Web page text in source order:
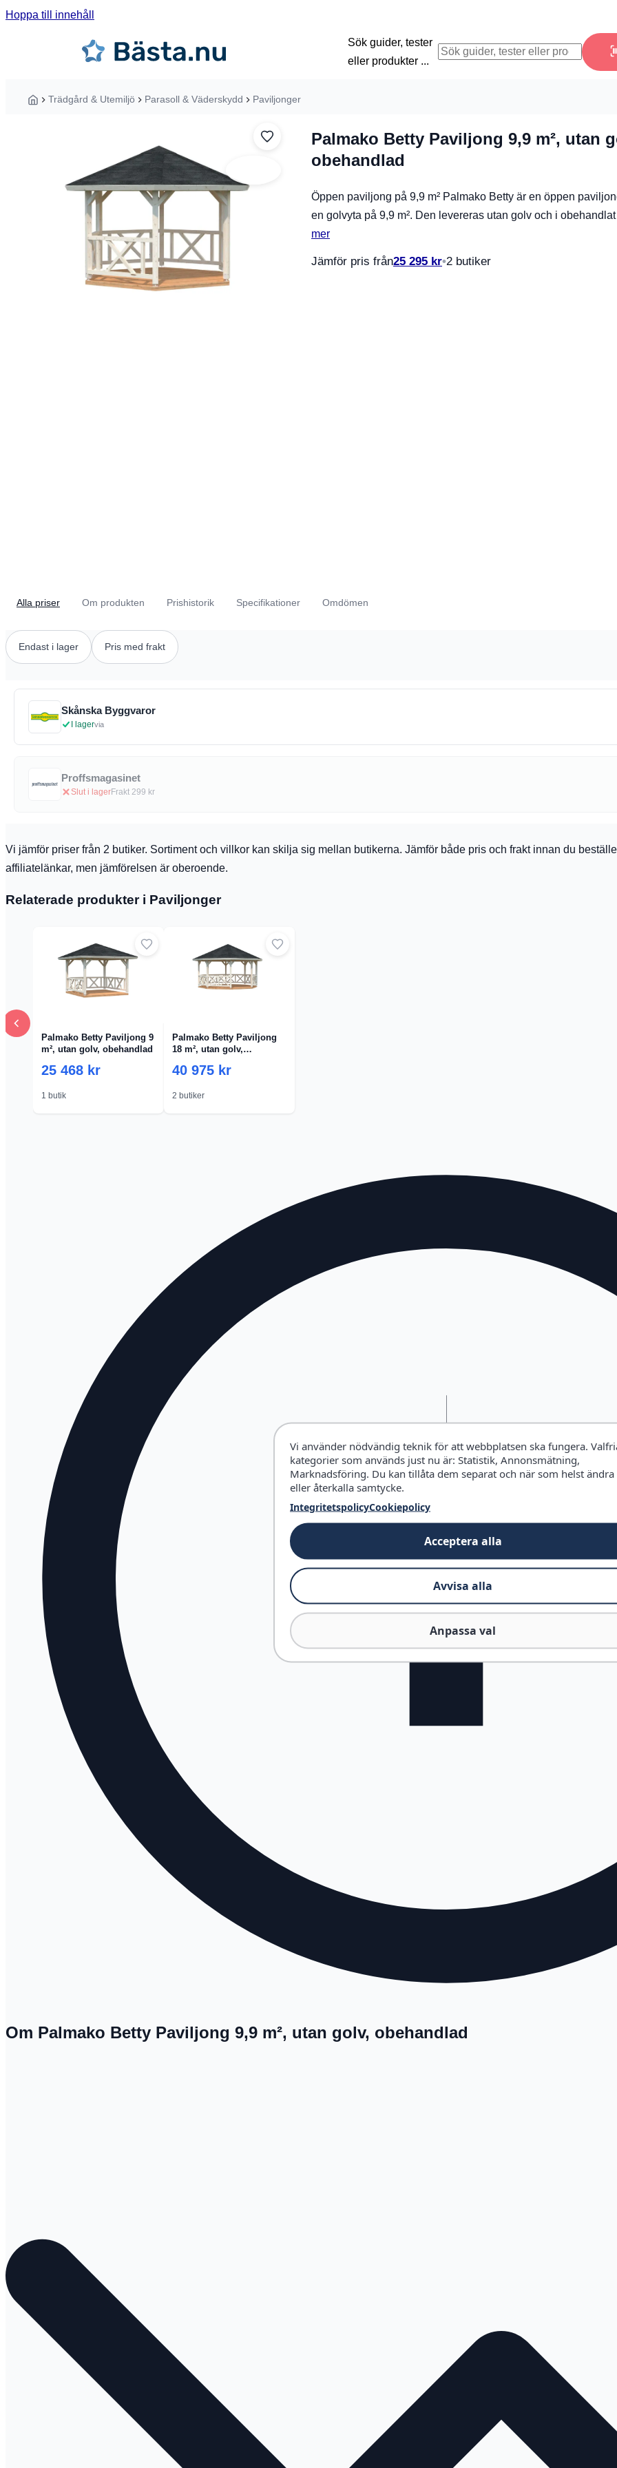
Vi använder nödvändig teknik för att webbplatsen ska fungera.
kategorier som används just nu är: Statistik, Annonsmätning,
Marknadsföring. Du kan tillåta dem separat och när som helst ändra
eller återkalla samtycke.
IntegritetspolicyCookiepolicy
Acceptera alla
Avvisa alla
Anpassa val
Hoppa till innehåll
Sök guider, tester
eller produkter ...
Sök guider, tester eller produkter ...
Hem
Trädgård & Utemiljö Parasoll & Väderskydd Paviljonger
Palmako Betty Paviljong 9,9 m², utan
obehandlad
Öppen paviljong på 9,9 m² Palmako Betty är en öppen
en golvyta på 9,9 m². Den levereras utan golv och i
mer
Jämför pris från25 295 kr 2 butiker
Alla priser Om produkten Prishistorik Specifikationer Omdömen
Endast i lager Pris med frakt
Skånska Byggvaror
I lagervia
Proffsmagasinet
Slut i lagerFrakt 299 kr
Vi jämför priser från 2 butiker. Sortiment och villkor kan skilja sig mellan butikerna. Jämför både pris och frakt innan du
affiliatelänkar, men jämförelsen är oberoende.
Relaterade produkter i Paviljonger
Palmako Betty Paviljong 9
m², utan golv, obehandlad
25 468 kr
1 butik
Palmako Betty Paviljong
18 m², utan golv,
40 975 kr
2 butiker
Om Palmako Betty Paviljong 9,9 m², utan golv, obehandlad